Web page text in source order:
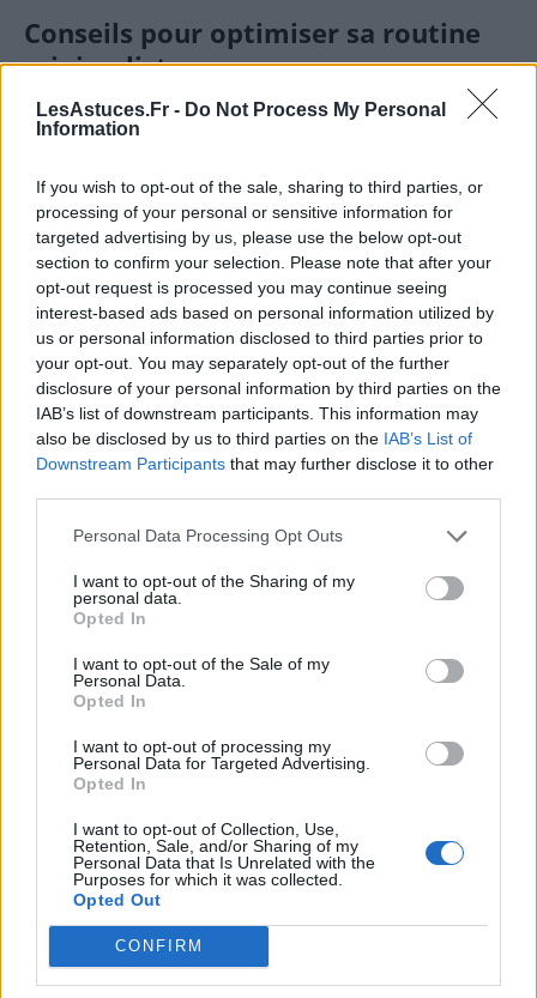
LesAstuces.Fr - Do Not Process My Personal
Information
If you wish to opt-out of the sale, sharing to third parties, or
processing of your personal or sensitive information for
targeted advertising by us, please use the below opt-out
section to confirm your selection. Please note that after your
opt-out request is processed you may continue seeing
interest-based ads based on personal information utilized by
us or personal information disclosed to third parties prior to
your opt-out. You may separately opt-out of the further
disclosure of your personal information by third parties on the
IAB’s list of downstream participants. This information may
also be disclosed by us to third parties on the IAB’s List of
Downstream Participants that may further disclose it to other
Personal Data Processing Opt Outs
I want to opt-out of the Sharing of my
personal data.
Opted In
I want to opt-out of the Sale of my
Personal Data.
Opted In
I want to opt-out of processing my
Personal Data for Targeted Advertising.
Opted In
I want to opt-out of Collection, Use,
Retention, Sale, and/or Sharing of my
Personal Data that Is Unrelated with the
Purposes for which it was collected.
Opted Out
CONFIRM
Conseils pour optimiser sa routine
minimaliste
Choisissez des produits multifonctions :par
servir de soin contour des yeux ou de baume à
lèvres.
Privilégiez la qualité à la quantité :investissez
dans des produits naturels ou bio, moins
agressifs pour la peau.
Écoutez votre peau :adaptez la routine en
fonction des saisons, de votre âge, ou de
changements hormonaux.
Évitez la surconsommation :ne stockez pas une
multitude de produits, utilisez ceux dont vous
avez réellement besoin.
Exemples concrets d’une routine
minimaliste adaptée à différents
profils
Pour une peau normale à mixte
légère avec SPF
Soir : Nettoyant, sérum hydratant ou anti-fatigue
si nécessaire, crème de nuit légère
Pour une peau sensible ou réactive
Matin : Eau micellaire, crème apaisante,
protection solaire